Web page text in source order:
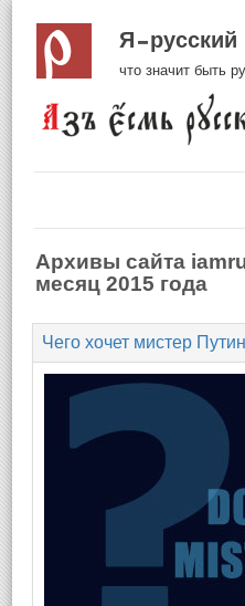
Я русский
что значит быть
Архивы сайта
месяц 2015 года
Чего хочет мистер